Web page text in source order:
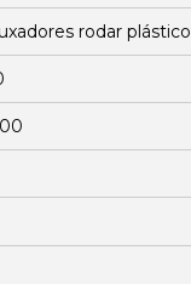
rodar plástico